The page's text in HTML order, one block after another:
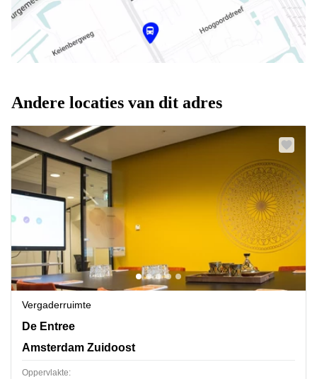
Andere locaties van dit adres
Vergaderruimte
De Entree 99-197, Amsterdam Zuidoost
De Entree
Amsterdam Zuidoost
Oppervlakte: